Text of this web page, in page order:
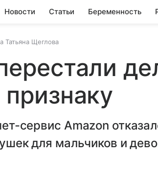
Новости Статьи Беременность
Татьяна Щеглова
сервис Amazon
для мальчиков и